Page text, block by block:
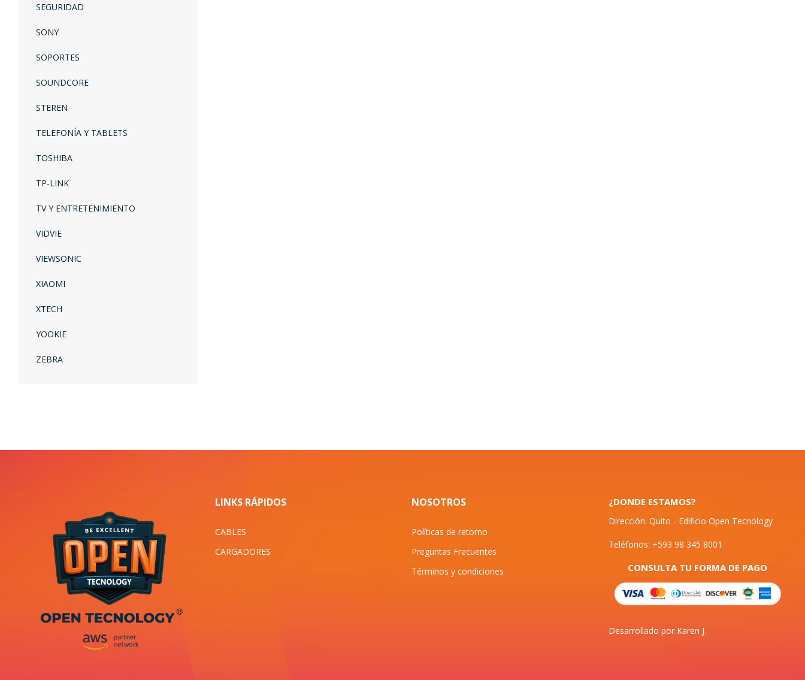
SEGURIDAD
SONY
SOPORTES
SOUNDCORE
STEREN
TELEFONÍA Y TABLETS
TOSHIBA
TP-LINK
TV Y ENTRETENIMIENTO
VIDVIE
VIEWSONIC
XIAOMI
XTECH
YOOKIE
ZEBRA
LINKS RÁPIDOS
CABLES
CARGADORES
NOSOTROS
Políticas de retorno
Preguntas Frecuentes
Términos y condiciones
¿DONDE ESTAMOS?
Dirección: Quito - Edificio Open Tecnology
Teléfonos: +593 98 345 8001
CONSULTA TU FORMA DE PAGO
Desarrollado por Karen J.